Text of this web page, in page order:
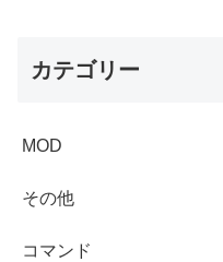
カテゴリー
MOD
その他
コマンド